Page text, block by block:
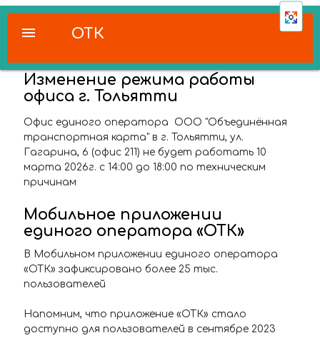
ОТК
menu
Изменение режима работы
офиса г. Тольятти
Офис единого оператора ООО "Объединённая
транспортная карта" в г. Тольятти, ул.
Гагарина, 6 (офис 211) не будет работать 10
марта 2026г. с 14:00 до 18:00 по техническим
причинам
Мобильное приложении
единого оператора «ОТК»
В Мобильном приложении единого оператора
«ОТК» зафиксировано более 25 тыс.
пользователей
Напомним, что приложение «ОТК» стало
доступно для пользователей в сентябре 2023